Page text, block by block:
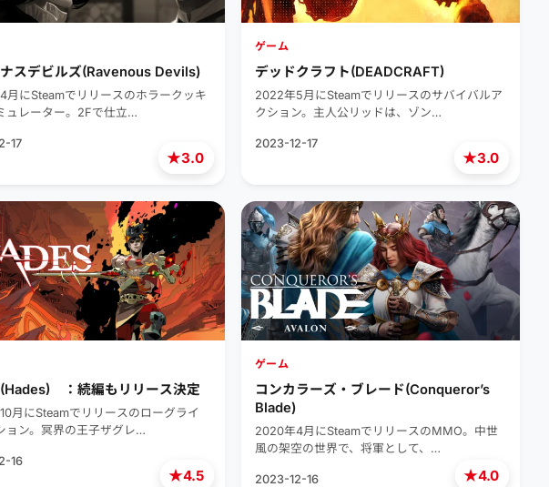
★3.0
スデビルズ(Ravenous Devils)
月にSteamでリリースのホラークッキ
ュレーター。2Fで仕立…
17
★3.0
ゲーム
デッドクラフト(DEADCRAFT)
2022年5月にSteamでリリースのサバイバルア
クション。主人公リッドは、ゾン…
2023-12-17
★4.5
：続編もリリース決定
月にSteamでリリースのローグライ
ョン。冥界の王子ザグレ…
16
★4.0
ゲーム
コンカラーズ・ブレード(Conqueror’s
Blade)
2020年4月にSteamでリリースのMMO。中世
風の架空の世界で、将軍として、…
2023-12-16